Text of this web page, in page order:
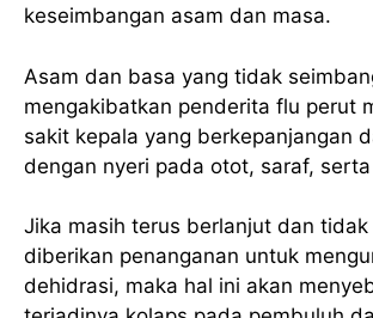
keseimbangan asam dan masa.
Asam dan basa yang tidak
mengakibatkan penderita flu perut
sakit kepala yang berkepanjangan
dengan nyeri pada otot, saraf,
Jika masih terus berlanjut dan tidak
diberikan penanganan untuk
dehidrasi, maka hal ini akan